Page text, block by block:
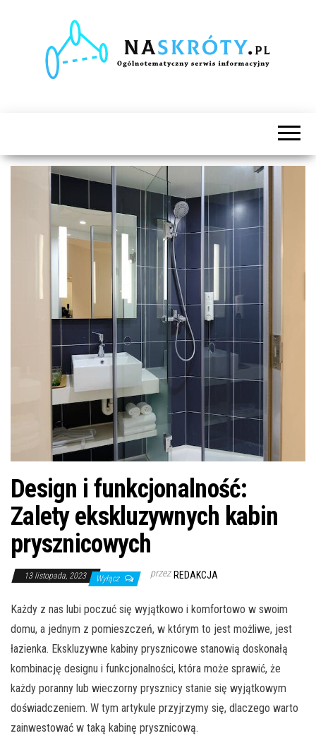
Design i funkcjonalność:
Zalety ekskluzywnych kabin
prysznicowych
13 listopada, 2023 Wyłącz przez REDAKCJA
Każdy z nas lubi poczuć się wyjątkowo i komfortowo w swoim
domu, a jednym z pomieszczeń, w którym to jest możliwe, jest
łazienka. Ekskluzywne kabiny prysznicowe stanowią doskonałą
kombinację designu i funkcjonalności, która może sprawić, że
każdy poranny lub wieczorny prysznicy stanie się wyjątkowym
doświadczeniem. W tym artykule przyjrzymy się, dlaczego warto
zainwestować w taką kabinę prysznicową.